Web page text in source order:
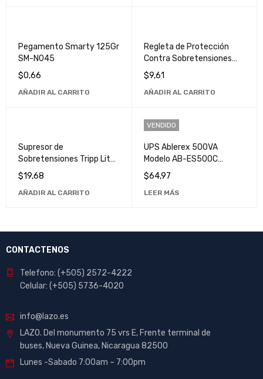
Pegamento Smarty 125Gr
SM-N045
$0,66
AÑADIR AL CARRITO
Regleta de Protección
Contra Sobretensiones
Tripp Lite TLP602 - Ideal
para Oficinas y Hogares
$9,61
AÑADIR AL CARRITO
Supresor de
Sobretensiones Tripp Lite
SK120USB - Protección de
Alta Calidad para
Dispositivos USB
$19,68
AÑADIR AL CARRITO
VENDIDO
UPS Ablerex 500VA
Modelo AB-ES500C
Sistema de Alimentación
Ininterrumpida
$64,97
LEER MÁS
CONTACTENOS
Telefono: (+505) 2572-4222
Celular: (+505) 5736-4020
info@lazo.es
LAZO. Del monumento 75 vrs E, Frente terminal de
buses, Nueva Guinea, Nicaragua 82500
Lunes -Sabado 7:00am – 7:00pm